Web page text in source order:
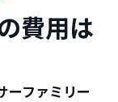
費用は
ーファミリー